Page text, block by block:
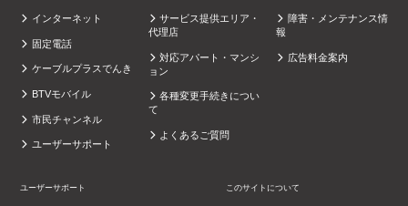
インターネット
固定電話
ケーブルプラスでんき
BTVモバイル
市民チャンネル
ユーザーサポート
サービス提供エリア・
代理店
対応アパート・マンシ
ョン
各種変更手続きについ
て
よくあるご質問
障害・メンテナンス情
報
広告料金案内
ユーザーサポート このサイトについて